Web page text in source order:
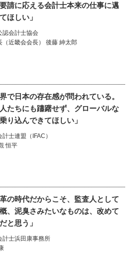
請に応える会計士本来の仕事に邁
ほしい」
認会計士協会
（近畿会会長） 後藤 紳太郎
界で日本の存在感が問われている。
たちにも躊躇せず、グローバルな
り込んできてほしい」
計士連盟（IFAC）
恒平
革の時代だからこそ、監査人として
、泥臭さみたいなものは、改めて
と思う」
計士浜田康事務所